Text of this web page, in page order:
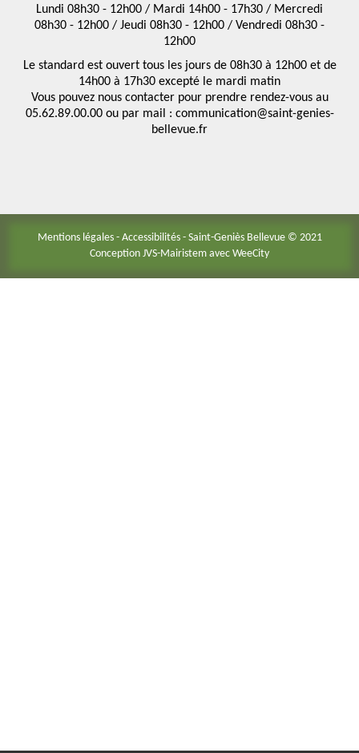
Lundi 08h30 - 12h00 / Mardi 14h00 - 17h30 / Mercredi
08h30 - 12h00 / Jeudi 08h30 - 12h00 / Vendredi 08h30 -
12h00
Le standard est ouvert tous les jours de 08h30 à 12h00 et de
14h00 à 17h30 excepté le mardi matin
Vous pouvez nous contacter pour prendre rendez-vous au
05.62.89.00.00 ou par mail : communication@saint-genies-
bellevue.fr
Mentions légales - Accessibilités - Saint-Geniès Bellevue © 2021
Conception JVS-Mairistem avec WeeCity